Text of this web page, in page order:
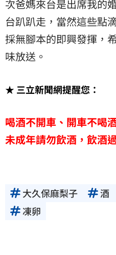
次爸媽來台是出席我的
台趴趴走，當然這些點
採無腳本的即興發揮，
味放送。
★ 三立新聞網提醒您：
喝酒不開車、開車不喝
未成年請勿飲酒，飲酒
大久保麻梨子 酒
凍卵